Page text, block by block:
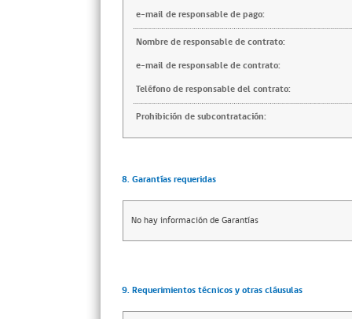
e-mail de responsable de pago:
Nombre de responsable de contrato:
e-mail de responsable de contrato:
Teléfono de responsable del contrato:
Prohibición de subcontratación:
8. Garantías requeridas
No hay información de Garantías
9. Requerimientos técnicos y otras cláusulas